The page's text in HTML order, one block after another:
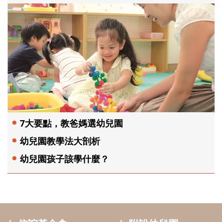
7大要點，教爸媽選幼兒園
幼兒園教學法大剖析
幼兒園孩子該學什麼？